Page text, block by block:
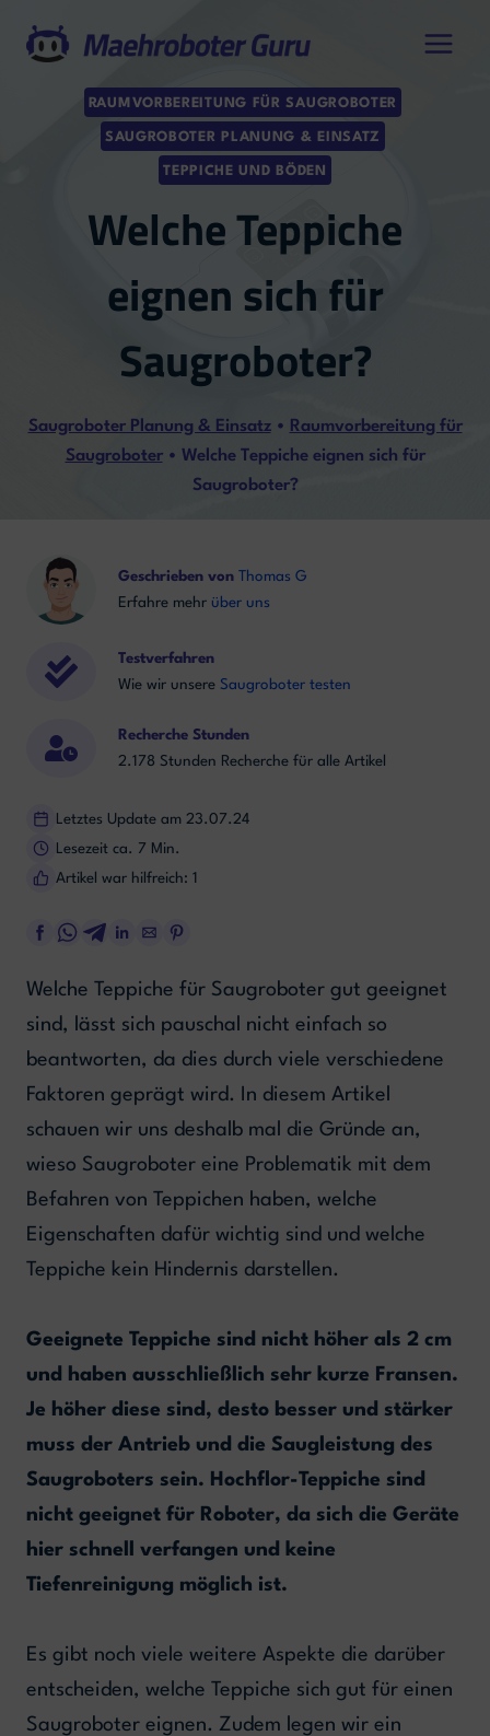
Inhalt
RAUMVORBEREITUNG FÜR SAUGROBOTER
SAUGROBOTER PLANUNG & EINSATZ
TEPPICHE UND BÖDEN
Welche Teppiche
eignen sich für
Saugroboter?
Saugroboter Planung & Einsatz• Raumvorbereitung für
Saugroboter• Welche Teppiche eignen sich für
Saugroboter?
Geschrieben von
Thomas G
Erfahre mehr über uns
Testverfahren
Wie wir unsere Saugroboter testen
Recherche Stunden
2.178 Stunden Recherche für alle Artikel
Letztes Update am 23.07.24
Lesezeit ca. 7 Min.
Artikel war hilfreich: 1
Welche Teppiche für Saugroboter gut geeignet
sind, lässt sich pauschal nicht einfach so
beantworten, da dies durch viele verschiedene
Faktoren geprägt wird. In diesem Artikel
schauen wir uns deshalb mal die Gründe an,
wieso Saugroboter eine Problematik mit dem
Befahren von Teppichen haben, welche
Eigenschaften dafür wichtig sind und welche
Teppiche kein Hindernis darstellen.
Geeignete Teppiche sind nicht höher als 2 cm
und haben ausschließlich sehr kurze Fransen.
Je höher diese sind, desto besser und stärker
muss der Antrieb und die Saugleistung des
Saugroboters sein. Hochflor-Teppiche sind
nicht geeignet für Roboter, da sich die Geräte
hier schnell verfangen und keine
Tiefenreinigung möglich ist.
Es gibt noch viele weitere Aspekte die darüber
entscheiden, welche Teppiche sich gut für einen
Saugroboter eignen. Zudem legen wir ein